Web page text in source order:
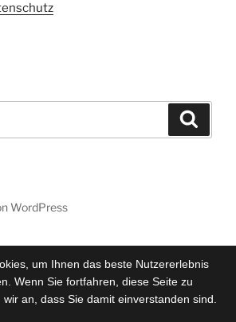
WordPress
um Ihnen das beste Nutzererlebnis
Wenn Sie fortfahren, diese Seite zu
an, dass Sie damit einverstanden sind.